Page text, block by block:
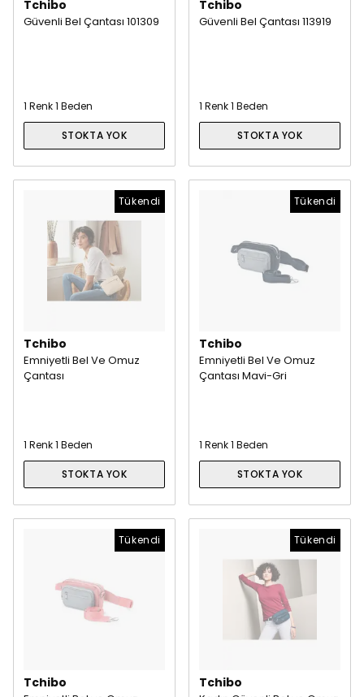
Tchibo
Güvenli Bel Çantası 101309
1 Renk 1 Beden
STOKTA YOK
Tchibo
Güvenli Bel Çantası 113919
1 Renk 1 Beden
STOKTA YOK
Tükendi
Tchibo
Emniyetli Bel Ve Omuz
Çantası
1 Renk 1 Beden
STOKTA YOK
Tükendi
Tchibo
Emniyetli Bel Ve Omuz
Çantası Mavi-Gri
1 Renk 1 Beden
STOKTA YOK
Tükendi
Tchibo
Tükendi
Tchibo